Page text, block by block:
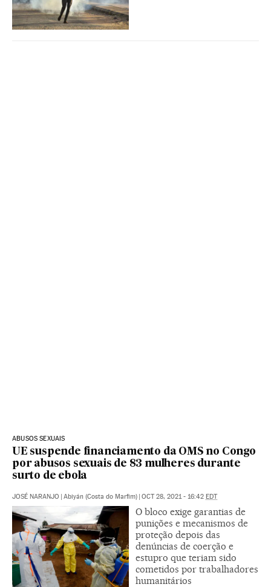
ABUSOS SEXUAIS
UE suspende financiamento da OMS no Congo
por abusos sexuais de 83 mulheres durante
surto de ebola
JOSÉ NARANJO | Abiyán (Costa do Marfim) | OCT 28, 2021 - 16:42 EDT
O bloco exige garantias de
punições e mecanismos de
proteção depois das
denúncias de coerção e
estupro que teriam sido
cometidos por trabalhadores
humanitários